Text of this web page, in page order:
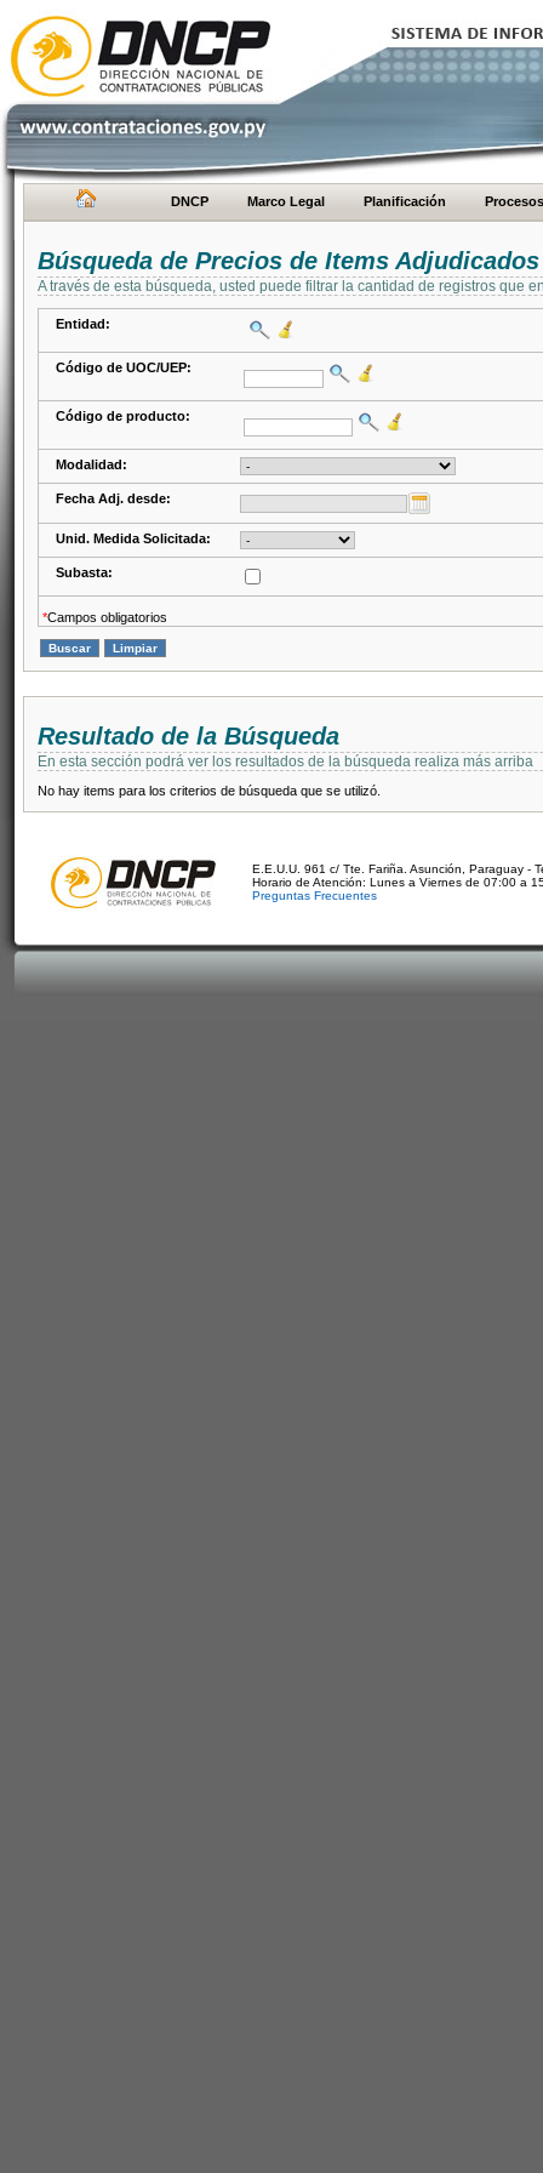
DNCP Marco Legal Planificación Procesos
Búsqueda de Precios de Items Adjudicados
A través de esta búsqueda, usted puede filtrar la cantidad de registros que
Entidad:
Código de UOC/UEP:
Código de producto:
Modalidad:
Fecha Adj. desde:
Unid. Medida Solicitada:
Subasta:
*Campos obligatorios
Resultado de la Búsqueda
En esta sección podrá ver los resultados de la búsqueda realiza más arriba
No hay items para los criterios de búsqueda que se utilizó.
E.E.U.U. 961 c/ Tte. Fariña. Asunción, Paraguay -
Horario de Atención: Lunes a Viernes de 07:00 a
Preguntas Frecuentes